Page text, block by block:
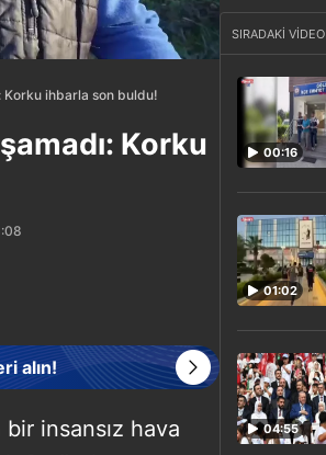
Korku ihbarla son buldu!
Korku
alın!
insansız hava
SIRADAKİ VİDEO
00:16
01:02
04:55